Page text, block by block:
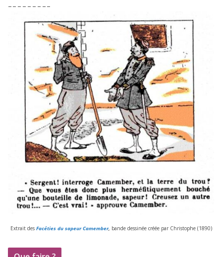
– – – – – – – – –
Extrait desFacéties du sapeur Camember, bande des­si­née créée par Christophe (1890)